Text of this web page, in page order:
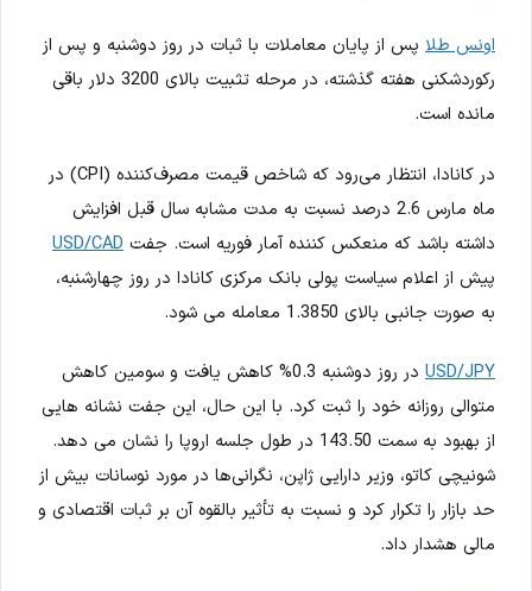
اونس طلا پس از پایان معاملات با ثبات در روز دوشنبه و پس از
رکوردشکنی هفته گذشته، در مرحله تثبیت بالای 3200 دلار باقی
مانده است.
در کانادا، انتظار می‌رود که شاخص قیمت مصرف‌کننده (CPI) در
ماه مارس 2.6 درصد نسبت به مدت مشابه سال قبل افزایش
داشته باشد که منعکس کننده آمار فوریه است. جفت USD/CAD
پیش از اعلام سیاست پولی بانک مرکزی کانادا در روز چهارشنبه،
به صورت جانبی بالای 1.3850 معامله می شود.
USD/JPY
در روز دوشنبه 0.3% کاهش یافت و سومین کاهش
متوالی روزانه خود را ثبت کرد. با این حال، این جفت نشانه هایی
از بهبود به سمت 143.50 در طول جلسه اروپا را نشان می دهد.
شونیچی کاتو، وزیر دارایی ژاپن، نگرانی‌ها در مورد نوسانات بیش از
حد بازار را تکرار کرد و نسبت به تأثیر بالقوه آن بر ثبات اقتصادی و
مالی هشدار داد.